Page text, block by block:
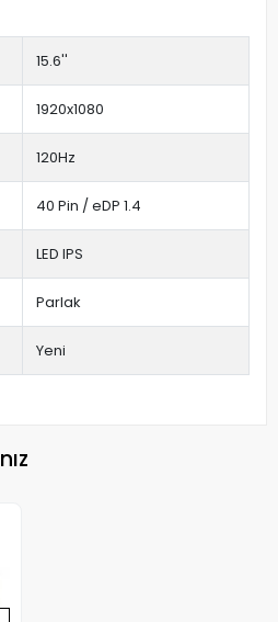
15.6''
1920x1080
120Hz
40 Pin / eDP 1.4
LED IPS
Parlak
Yeni